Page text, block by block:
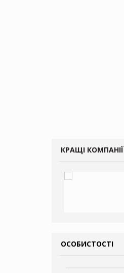
КРАЩІ КОМПАНІЇ
ОСОБИСТОСТІ